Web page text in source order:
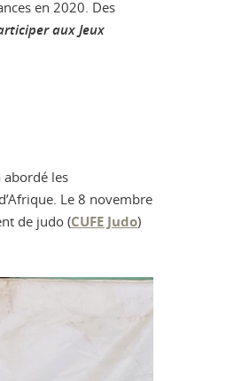
en 2020. Des
aux Jeux
abordé les
Le 8 novembre
de judo (CUFE Judo)